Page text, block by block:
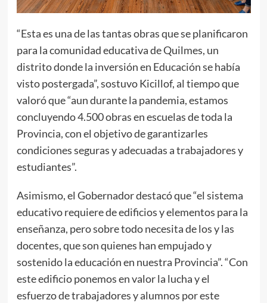
“Esta es una de las tantas obras que se planificaron
para la comunidad educativa de Quilmes, un
distrito donde la inversión en Educación se había
visto postergada”, sostuvo Kicillof, al tiempo que
valoró que “aun durante la pandemia, estamos
concluyendo 4.500 obras en escuelas de toda la
Provincia, con el objetivo de garantizarles
condiciones seguras y adecuadas a trabajadores y
estudiantes”.
Asimismo, el Gobernador destacó que “el sistema
educativo requiere de edificios y elementos para la
enseñanza, pero sobre todo necesita de los y las
docentes, que son quienes han empujado y
sostenido la educación en nuestra Provincia”. “Con
este edificio ponemos en valor la lucha y el
esfuerzo de trabajadores y alumnos por este